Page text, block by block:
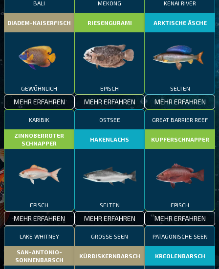
BALI
DIADEM-KAISERFISCH
GEWÖHNLICH
MEHR ERFAHREN
MEKONG
RIESENGURAMI
EPISCH
MEHR ERFAHREN
KENAI RIVER
ARKTISCHE ÄSCHE
SELTEN
MEHR ERFAHREN
KARIBIK
ZINNOBERROTER
SCHNAPPER
EPISCH
MEHR ERFAHREN
OSTSEE
HAKENLACHS
SELTEN
MEHR ERFAHREN
GREAT BARRIER REEF
KUPFERSCHNAPPER
EPISCH
MEHR ERFAHREN
LAKE WHITNEY
SAN-ANTONIO-
SONNENBARSCH
GROSSE SEEN
KÜRBISKERNBARSCH
PATAGONISCHE SEEN
KREOLENBARSCH